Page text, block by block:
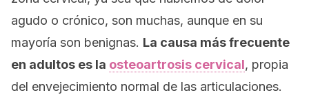
agudo o crónico, son muchas, aunque en su
mayoría son benignas. La causa más frecuente
en adultos es la osteoartrosis cervical, propia
del envejecimiento normal de las articulaciones.